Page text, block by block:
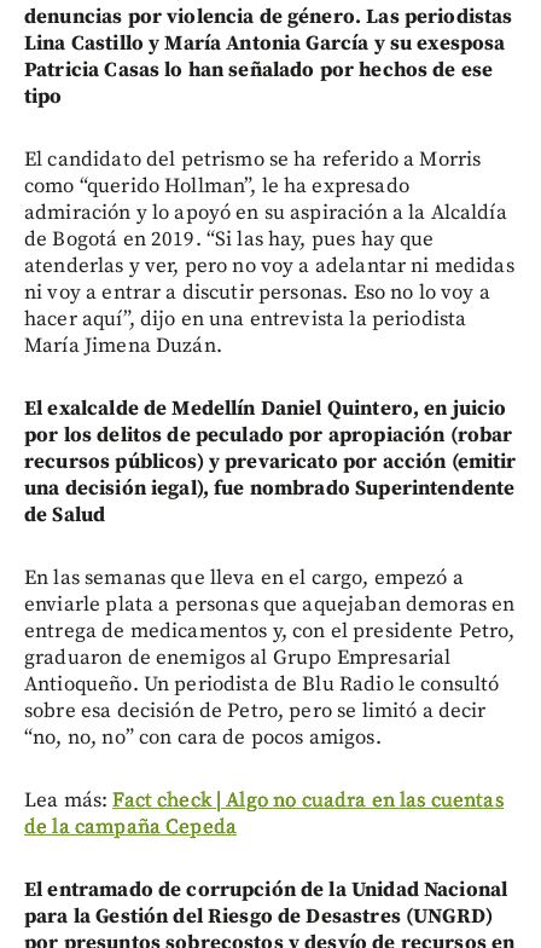
denuncias por violencia de género. Las periodistas
Lina Castillo y María Antonia García y su exesposa
Patricia Casas lo han señalado por hechos de ese
tipo
El candidato del petrismo se ha referido a Morris
como “querido Hollman”, le ha expresado
admiración y lo apoyó en su aspiración a la Alcaldía
de Bogotá en 2019. “Si las hay, pues hay que
atenderlas y ver, pero no voy a adelantar ni medidas
ni voy a entrar a discutir personas. Eso no lo voy a
hacer aquí”, dijo en una entrevista la periodista
María Jimena Duzán.
El exalcalde de Medellín Daniel Quintero, en juicio
por los delitos de peculado por apropiación (robar
recursos públicos) y prevaricato por acción (emitir
una decisión iegal), fue nombrado Superintendente
de Salud
En las semanas que lleva en el cargo, empezó a
enviarle plata a personas que aquejaban demoras en
entrega de medicamentos y, con el presidente Petro,
graduaron de enemigos al Grupo Empresarial
Antioqueño. Un periodista de Blu Radio le consultó
sobre esa decisión de Petro, pero se limitó a decir
“no, no, no” con cara de pocos amigos.
Lea más:Fact check | Algo no cuadra en las cuentas
de la campaña Cepeda
El entramado de corrupción de la Unidad Nacional
para la Gestión del Riesgo de Desastres (UNGRD)